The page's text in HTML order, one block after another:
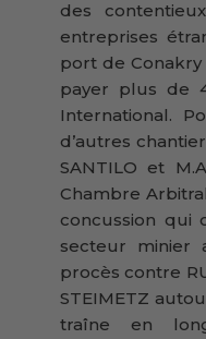
des
entreprises
port de
payer plus de
International.
d’autres
SANTILO et
Chambre
concussion qui
secteur minier
procès contre
STEIMETZ
traîne en